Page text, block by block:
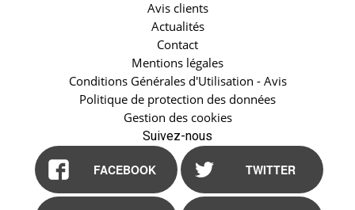
Avis clients
Actualités
Contact
Mentions légales
Conditions Générales d'Utilisation - Avis
Politique de protection des données
Gestion des cookies
Suivez-nous
FACEBOOK TWITTER